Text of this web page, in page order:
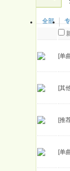
全部
[单
[其
[推
[单